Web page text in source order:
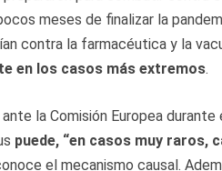
meses de finalizar la
contra la farmacéutica y la
en los casos más extremos.
la Comisión Europea
puede, “en casos muy raros,
el mecanismo causal.